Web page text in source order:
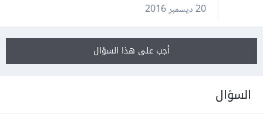
20 ديسمبر 2016
أجب على هذا السؤال
السؤال